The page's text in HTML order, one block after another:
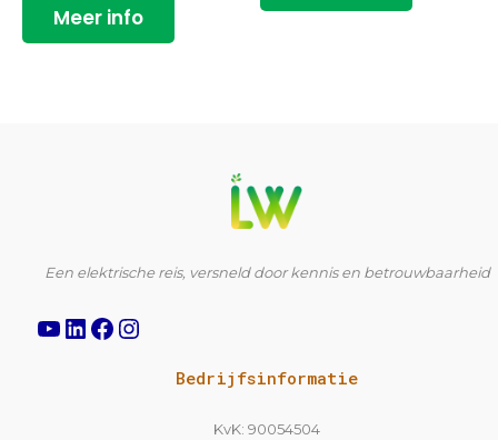
Meer info
Een elektrische reis, versneld door kennis en betrouwbaarheid
Instagram
Bedrijfsinformatie
KvK: 90054504